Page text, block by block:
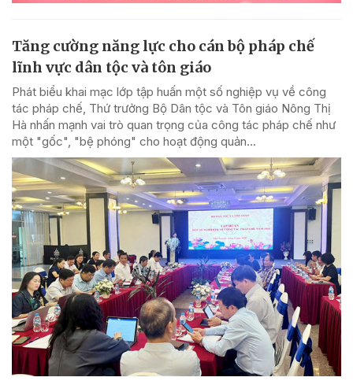
Tăng cường năng lực cho cán bộ pháp chế
lĩnh vực dân tộc và tôn giáo
Phát biểu khai mạc lớp tập huấn một số nghiệp vụ về công
tác pháp chế, Thứ trưởng Bộ Dân tộc và Tôn giáo Nông Thị
Hà nhấn mạnh vai trò quan trọng của công tác pháp chế như
một "gốc", "bệ phóng" cho hoạt động quản...